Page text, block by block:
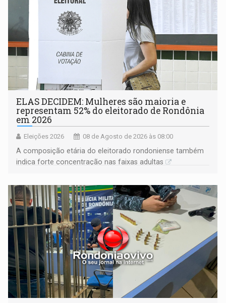
ELAS DECIDEM: Mulheres são maioria e
representam 52% do eleitorado de Rondônia
em 2026
Eleições 2026 08 de Agosto de 2026 às 08:00
A composição etária do eleitorado rondoniense também
indica forte concentração nas faixas adultas